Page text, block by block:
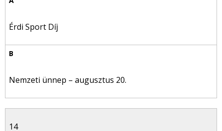
Érdi Sport Díj
Nemzeti ünnep – augusztus 20.
14